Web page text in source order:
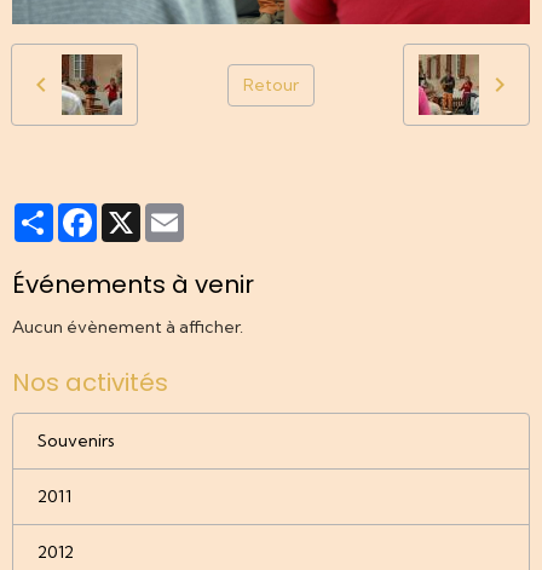
Retour
PartagerFacebook
X
Événements à venir
Aucun évènement à afficher.
Nos activités
Souvenirs
2011
2012